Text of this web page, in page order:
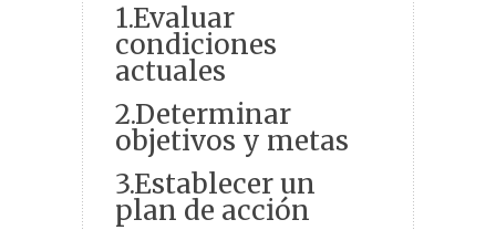
1.Evaluar
condiciones
actuales
2.Determinar
objetivos y metas
3.Establecer un
plan de acción